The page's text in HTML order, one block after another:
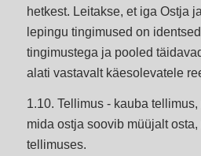
hetkest. Leitakse, et iga Ostja
lepingu tingimused on
tingimustega ja pooled
alati vastavalt käesolevatele
1.10. Tellimus - kauba
mida ostja soovib müüjalt
tellimuses.